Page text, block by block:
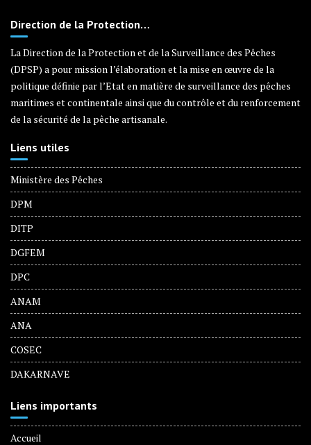
Direction de la Protection…
La Direction de la Protection et de la Surveillance des Pêches
(DPSP) a pour mission l’élaboration et la mise en œuvre de la
politique définie par l’Etat en matière de surveillance des pêches
maritimes et continentale ainsi que du contrôle et du renforcement
de la sécurité de la pêche artisanale.
Liens utiles
Ministère des Pêches
DPM
DITP
DGFEM
DPC
ANAM
ANA
COSEC
DAKARNAVE
Liens importants
Accueil